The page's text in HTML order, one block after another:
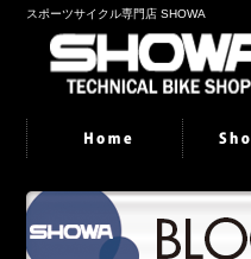
スポーツサイクル専門店 SHOWA